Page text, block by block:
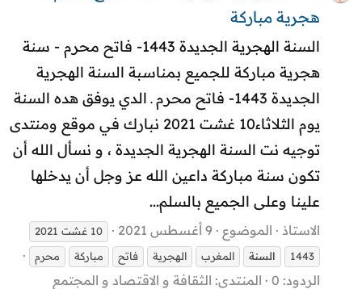
هجرية مباركة
السنة الهجرية الجديدة 1443- فاتح محرم - سنة
هجرية مباركة للجميع بمناسبة السنة الهجرية
الجديدة 1443- فاتح محرم ـ الدي يوفق هده السنة
يوم الثلاثاء10 غشت 2021 نبارك في موقع ومنتدى
توجيه نت السنة الهجرية الجديدة ، و نسأل الله أن
تكون سنة مباركة داعين الله عز وجل أن يدخلها
علينا وعلى الجميع بالسلم...
الاستاذ الموضوع 9 أغسطس 2021
10 غشت 2021
1443
السنة المغرب الهجرية فاتح مباركة محرم
الردود: 0 المنتدى: الثقافة و الاقتصاد و المجتمع